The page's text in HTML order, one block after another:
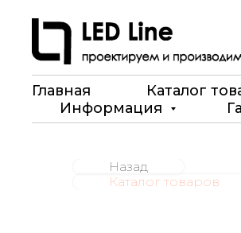
Главная Каталог
Информация
Назад
Каталог товаров